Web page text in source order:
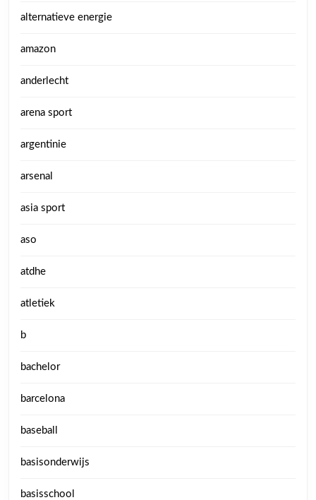
alternatieve energie
amazon
anderlecht
arena sport
argentinie
arsenal
asia sport
aso
atdhe
atletiek
b
bachelor
barcelona
baseball
basisonderwijs
basisschool